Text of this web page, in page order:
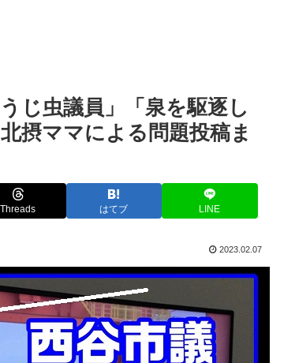
じ虫議員」「泉を駆逐し
摂ママによる問題投稿ま
Threads はてブ LINE
2023.02.07